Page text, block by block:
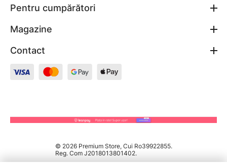
Pentru cumpărători
Magazine
Contact
© 2026 Premium Store, Cui Ro39922855.
Reg. Com J2018013801402.